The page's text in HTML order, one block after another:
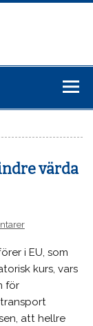
värda
i EU, som
kurs, vars
för
att hellre